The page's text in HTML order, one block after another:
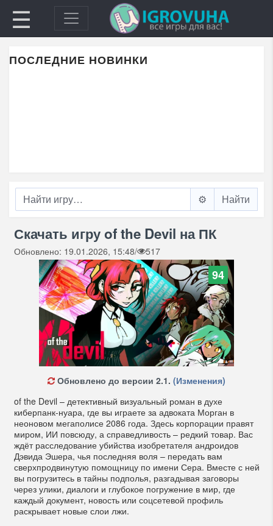
☰
ПОСЛЕДНИЕ НОВИНКИ
⚙️
Скачать игру of the Devil на ПК
Обновлено: 19.01.2026, 15:48/ 517
94
Обновлено до версии 2.1. (Изменения)
of the Devil – детективный визуальный роман в духе
киберпанк-нуара, где вы играете за адвоката Морган в
неоновом мегаполисе 2086 года. Здесь корпорации правят
миром, ИИ повсюду, а справедливость – редкий товар. Вас
ждёт расследование убийства изобретателя андроидов
Дэвида Эшера, чья последняя воля – передать вам
сверхпродвинутую помощницу по имени Сера. Вместе с ней
вы погрузитесь в тайны подполья, разгадывая заговоры
через улики, диалоги и глубокое погружение в мир, где
каждый документ, новость или соцсетевой профиль
раскрывает новые слои лжи.